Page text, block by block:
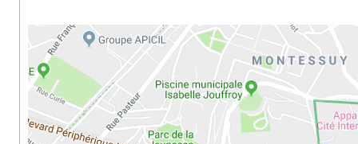
Equipements & Tests
Parcours & Courses
Outils & Réseaux